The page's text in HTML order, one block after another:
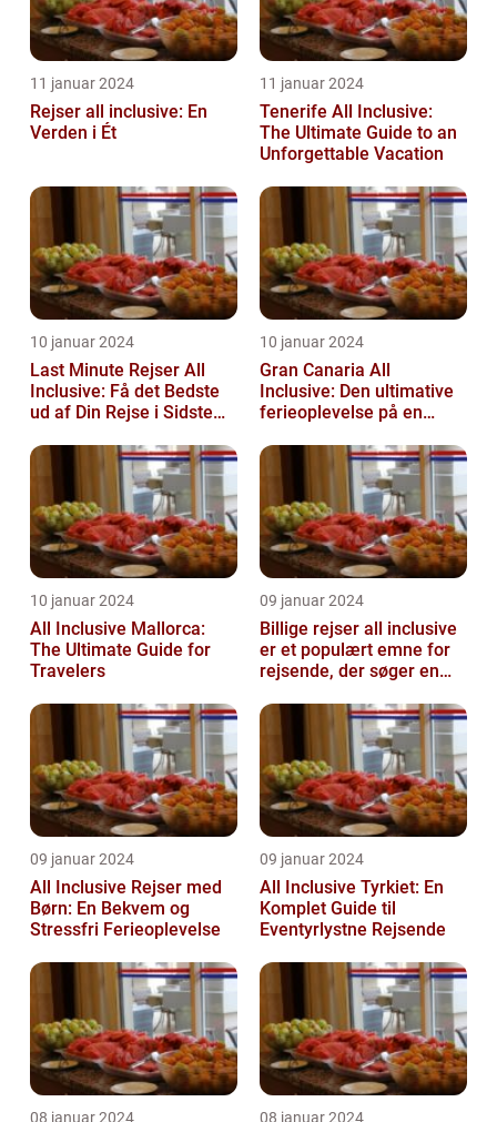
11 januar 2024
Rejser all inclusive: En
Verden i Ét
11 januar 2024
Tenerife All Inclusive:
The Ultimate Guide to an
Unforgettable Vacation
10 januar 2024
Last Minute Rejser All
Inclusive: Få det Bedste
ud af Din Rejse i Sidste
10 januar 2024
Gran Canaria All
Inclusive: Den ultimative
ferieoplevelse på en
10 januar 2024
All Inclusive Mallorca:
The Ultimate Guide for
Travelers
09 januar 2024
Billige rejser all inclusive
er et populært emne for
rejsende, der søger en
fer...
09 januar 2024
All Inclusive Rejser med
Børn: En Bekvem og
Stressfri Ferieoplevelse
09 januar 2024
All Inclusive Tyrkiet: En
Komplet Guide til
Eventyrlystne Rejsende
08 januar 2024 08 januar 2024